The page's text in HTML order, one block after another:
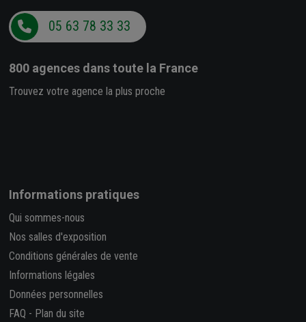
05 63 78 33 33
800 agences dans toute la France
Trouvez votre agence la plus proche
Informations pratiques
Qui sommes-nous
Nos salles d'exposition
Conditions générales de vente
Informations légales
Données personnelles
FAQ - Plan du site